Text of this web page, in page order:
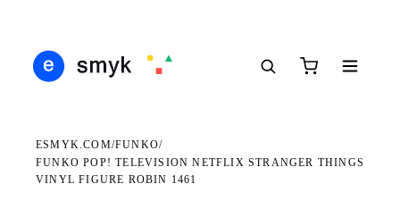
ESMYK.COM/FUNKO/
FUNKO POP! TELEVISION NETFLIX STRANGER THINGS
VINYL FIGURE ROBIN 1461